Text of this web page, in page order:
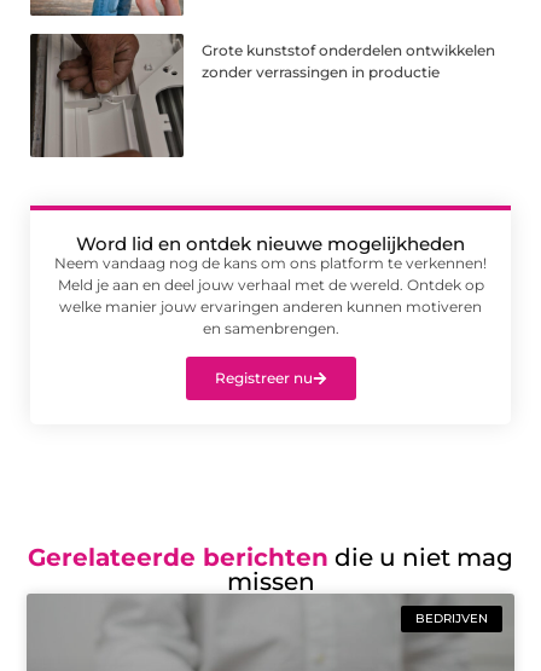
Grote kunststof onderdelen ontwikkelen
zonder verrassingen in productie
Word lid en ontdek nieuwe mogelijkheden
Neem vandaag nog de kans om ons platform te verkennen!
Meld je aan en deel jouw verhaal met de wereld. Ontdek op
welke manier jouw ervaringen anderen kunnen motiveren
en samenbrengen.
Registreer nu
Gerelateerde berichten die u niet mag
missen
BEDRIJVEN